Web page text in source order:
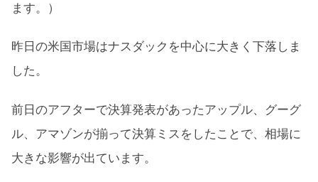
ます。）
昨日の米国市場はナスダックを中心に大きく下落しま
した。
前日のアフターで決算発表があったアップル、グーグ
ル、アマゾンが揃って決算ミスをしたことで、相場に
大きな影響が出ています。